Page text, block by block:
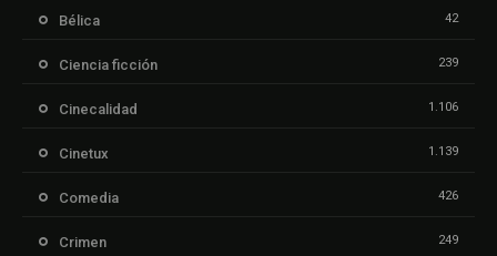
Bélica 42
Ciencia ficción 239
Cinecalidad 1.106
Cinetux 1.139
Comedia 426
Crimen 249